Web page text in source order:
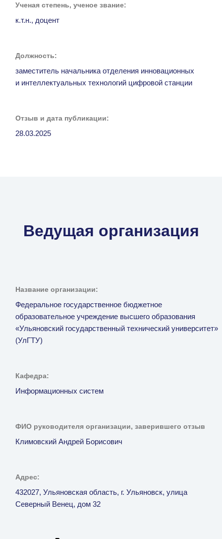
Ученая степень, ученое звание:
к.т.н., доцент
Должность:
заместитель начальника отделения инновационных
и интеллектуальных технологий цифровой станции
Отзыв и дата публикации:
28.03.2025
Ведущая организация
Название организации:
Федеральное государственное бюджетное
образовательное учреждение высшего образования
«Ульяновский государственный технический университет»
(УлГТУ)
Кафедра:
Информационных систем
ФИО руководителя организации, заверившего отзыв
Климовский Андрей Борисович
Адрес:
432027, Ульяновская область, г. Ульяновск, улица
Северный Венец, дом 32